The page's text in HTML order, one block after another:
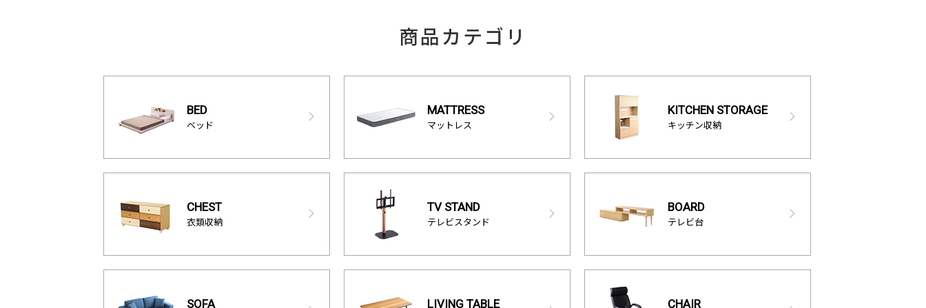
商品カテゴリ
BED
ベッド
MATTRESS
マットレス
KITCHEN STORAGE
キッチン収納
CHEST
衣類収納
TV STAND
テレビスタンド
BOARD
テレビ台
SOFA LIVING TABLE CHAIR